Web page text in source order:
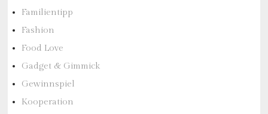
Familientipp
Fashion
Food Love
Gadget & Gimmick
Gewinnspiel
Kooperation